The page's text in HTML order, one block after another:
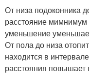
От низа подоконника
расстояние мимнимум
уменьшение
От пола до низа
находится в
расстояния повышает